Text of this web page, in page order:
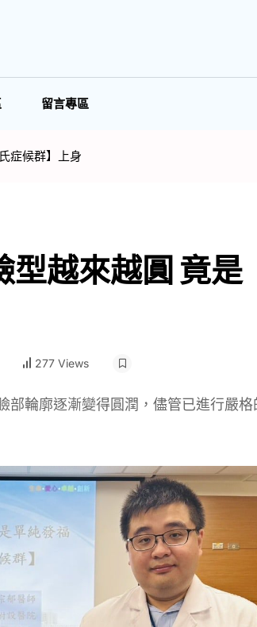
留言專區
症候群】上身
型越來越圓 竟
277 Views
輪廓逐漸變得圓潤，儘管已進行嚴